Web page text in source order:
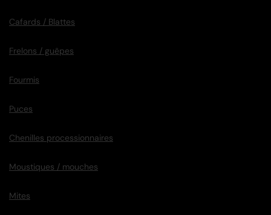
Cafards / Blattes
Frelons / guêpes
Fourmis
Puces
Chenilles processionnaires
Moustiques / mouches
Mites